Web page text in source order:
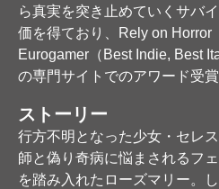
ら真実を突き止めていくサバ
価を得ており、Rely on Horror
Eurogamer（Best Indie, Best
の専門サイトでのアワード受賞
ストーリー
行方不明となった少女・セレ
師と偽り奇病に悩まされるフ
を踏み入れたローズマリー。